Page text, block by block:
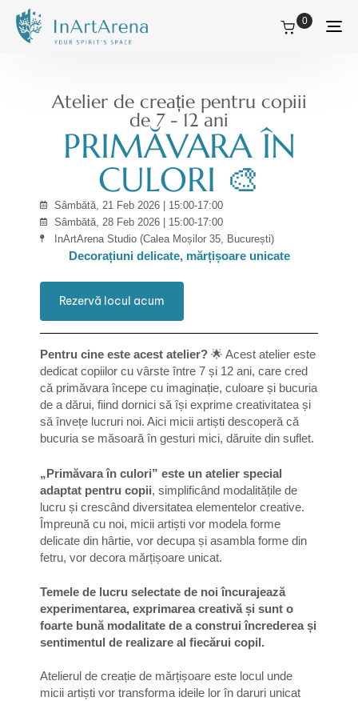
0
Atelier de creație pentru copiii
de 7 - 12 ani
PRIMĂVARA ÎN
CULORI 🎨
Sâmbătă, 21 Feb 2026 | 15:00-17:00
Sâmbătă, 28 Feb 2026 | 15:00-17:00
InArtArena Studio (Calea Moșilor 35, București)
Decorațiuni delicate, mărțișoare unicate
Rezervă locul acum
Pentru cine este acest atelier? 🌟 Acest atelier este
dedicat copiilor cu vârste între 7 și 12 ani, care cred
că primăvara începe cu imaginație, culoare și bucuria
de a dărui, fiind dornici să își exprime creativitatea și
să învețe lucruri noi. Aici micii artiști descoperă că
bucuria se măsoară în gesturi mici, dăruite din suflet.
„Primăvara în culori” este un atelier special
adaptat pentru copii, simplificând modalitățile de
lucru și crescând diversitatea elementelor creative.
Împreună cu noi, micii artiști vor modela forme
delicate din hârtie, vor decupa și asambla forme din
fetru, vor decora mărțișoare unicat.
Temele de lucru selectate de noi încurajează
experimentarea, exprimarea creativă și sunt o
foarte bună modalitate de a construi încrederea și
sentimentul de realizare al fiecărui copil.
Atelierul de creație de mărțișoare este locul unde
micii artiști vor transforma ideile lor în daruri unicat